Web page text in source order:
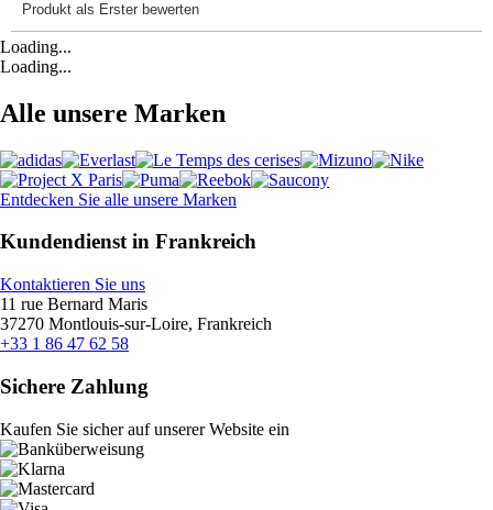
Loading...
Loading...
Alle unsere Marken
Entdecken Sie alle unsere Marken
Kundendienst in Frankreich
Kontaktieren Sie uns
11 rue Bernard Maris
37270 Montlouis-sur-Loire, Frankreich
+33 1 86 47 62 58
Sichere Zahlung
Kaufen Sie sicher auf unserer Website ein